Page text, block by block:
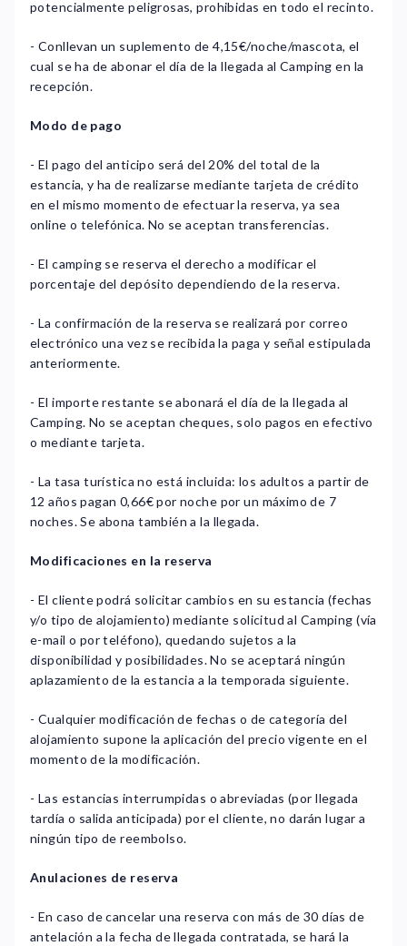
potencialmente peligrosas, prohibidas en todo el recinto.
- Conllevan un suplemento de 4,15€/noche/mascota, el
cual se ha de abonar el día de la llegada al Camping en la
recepción.
Modo de pago
- El pago del anticipo será del 20% del total de la
estancia, y ha de realizarse mediante tarjeta de crédito
en el mismo momento de efectuar la reserva, ya sea
online o telefónica. No se aceptan transferencias.
- El camping se reserva el derecho a modificar el
porcentaje del depósito dependiendo de la reserva.
- La confirmación de la reserva se realizará por correo
electrónico una vez se recibida la paga y señal estipulada
anteriormente.
- El importe restante se abonará el día de la llegada al
Camping. No se aceptan cheques, solo pagos en efectivo
o mediante tarjeta.
- La tasa turística no está incluida: los adultos a partir de
12 años pagan 0,66€ por noche por un máximo de 7
noches. Se abona también a la llegada.
Modificaciones en la reserva
- El cliente podrá solicitar cambios en su estancia (fechas
y/o tipo de alojamiento) mediante solicitud al Camping (vía
e-mail o por teléfono), quedando sujetos a la
disponibilidad y posibilidades. No se aceptará ningún
aplazamiento de la estancia a la temporada siguiente.
- Cualquier modificación de fechas o de categoría del
alojamiento supone la aplicación del precio vigente en el
momento de la modificación.
- Las estancias interrumpidas o abreviadas (por llegada
tardía o salida anticipada) por el cliente, no darán lugar a
ningún tipo de reembolso.
Anulaciones de reserva
- En caso de cancelar una reserva con más de 30 días de
antelación a la fecha de llegada contratada, se hará la